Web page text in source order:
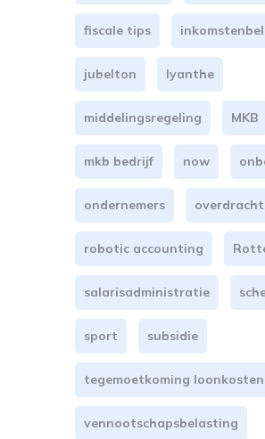
fiscale tips
jubelton lyanthe
middelingsregeling MKB
mkb bedrijf now
ondernemers
robotic accounting
salarisadministratie
sport subsidie
tegemoetkoming loonkosten
vennootschapsbelasting